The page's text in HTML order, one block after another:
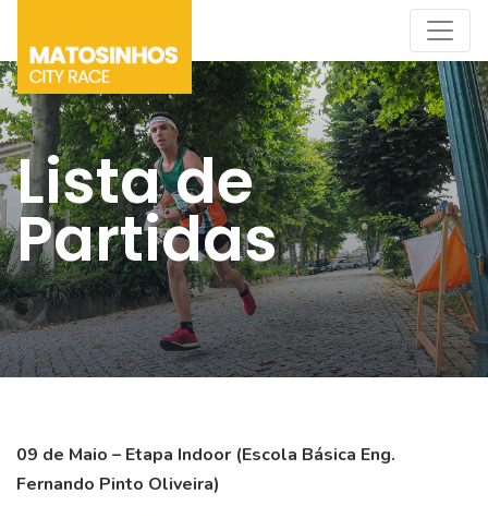
Lista de
Partidas
09 de Maio – Etapa Indoor (Escola Básica Eng.
Fernando Pinto Oliveira)